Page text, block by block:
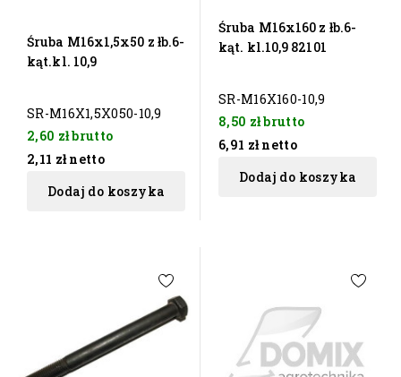
Śruba M16x1,5x50 z łb.6-
kąt.kl. 10,9
SR-M16X1,5X050-10,9
2,60 złbrutto
2,11 zł netto
Dodaj do koszyka
Śruba M16x160 z łb.6-
kąt. kl.10,9 82101
SR-M16X160-10,9
8,50 złbrutto
6,91 zł netto
Dodaj do koszyka